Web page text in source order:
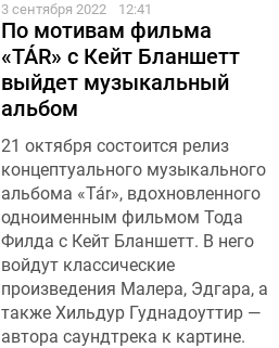
3 сентября 2022 12:41
По мотивам фильма
«TÁR» с Кейт Бланшетт
выйдет музыкальный
альбом
21 октября состоится релиз
концептуального музыкального
альбома «Tár», вдохновленного
одноименным фильмом Тода
Филда с Кейт Бланшетт. В него
войдут классические
произведения Малера, Эдгара, а
также Хильдур Гуднадоуттир —
автора саундтрека к картине.